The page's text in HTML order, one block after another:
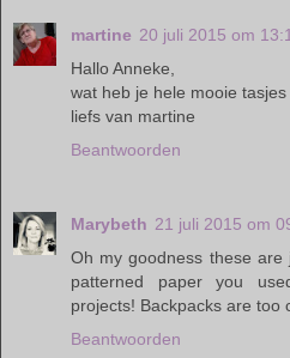
martine 20 juli 2015 om
Hallo Anneke,
wat heb je hele mooie
liefs van martine
Beantwoorden
Marybeth 21 juli 2015 om
Oh my goodness these
patterned paper you
projects! Backpacks are too
Beantwoorden